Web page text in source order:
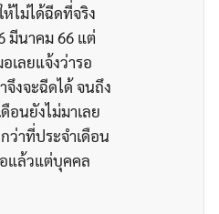
ไม่ได้ฉีดที่จริง
มีนาคม 66 แต่
เลยแจ้งว่ารอ
จึงจะฉีดได้ จนถึง
อนยังไม่มาเลย
ว่าที่ประจำเดือน
แล้วแต่บุคคล